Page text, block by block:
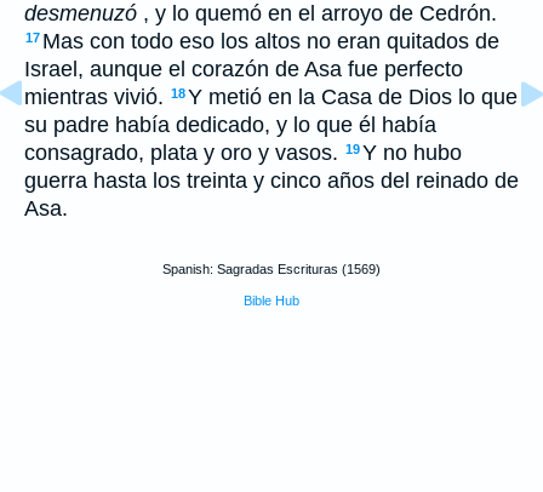
desmenuzó , y lo quemó en el arroyo de Cedrón.
17 Mas con todo eso los altos no eran quitados de
Israel, aunque el corazón de Asa fue perfecto
mientras vivió. 18Y metió en la Casa de Dios lo que
su padre había dedicado, y lo que él había
consagrado, plata y oro y vasos. 19Y no hubo
guerra hasta los treinta y cinco años del reinado de
Asa.
Spanish: Sagradas Escrituras (1569)
Bible Hub